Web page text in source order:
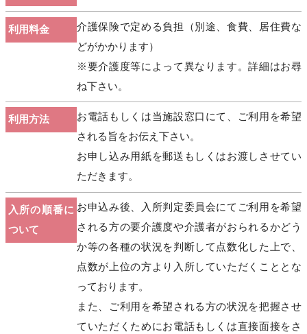
利用料金
介護保険で定める負担（別途、食費、居住費な
どがかかります）
※要介護度等によって異なります。詳細はお尋
ね下さい。
利用方法
お電話もしくは当施設窓口にて、ご利用を希望
される旨をお伝え下さい。
お申し込み用紙を郵送もしくはお渡しさせてい
ただきます。
入所の順番に
ついて
お申込み後、入所判定委員会にてご利用を希望
される方の要介護度や介護者がおられるかどう
か等の各種の状況を判断して点数化した上で、
点数が上位の方より入所していただくこととな
っております。
また、ご利用を希望される方の状況を把握させ
ていただくためにお電話もしくは直接面接をさ